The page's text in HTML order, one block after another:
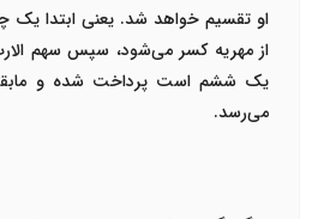
او تقسیم خواهد شد. یعنی ابتدا یک
از مهریه کسر می‌شود، سپس سهم
یک ششم است پرداخت شده و مابقی
می‌رسد.